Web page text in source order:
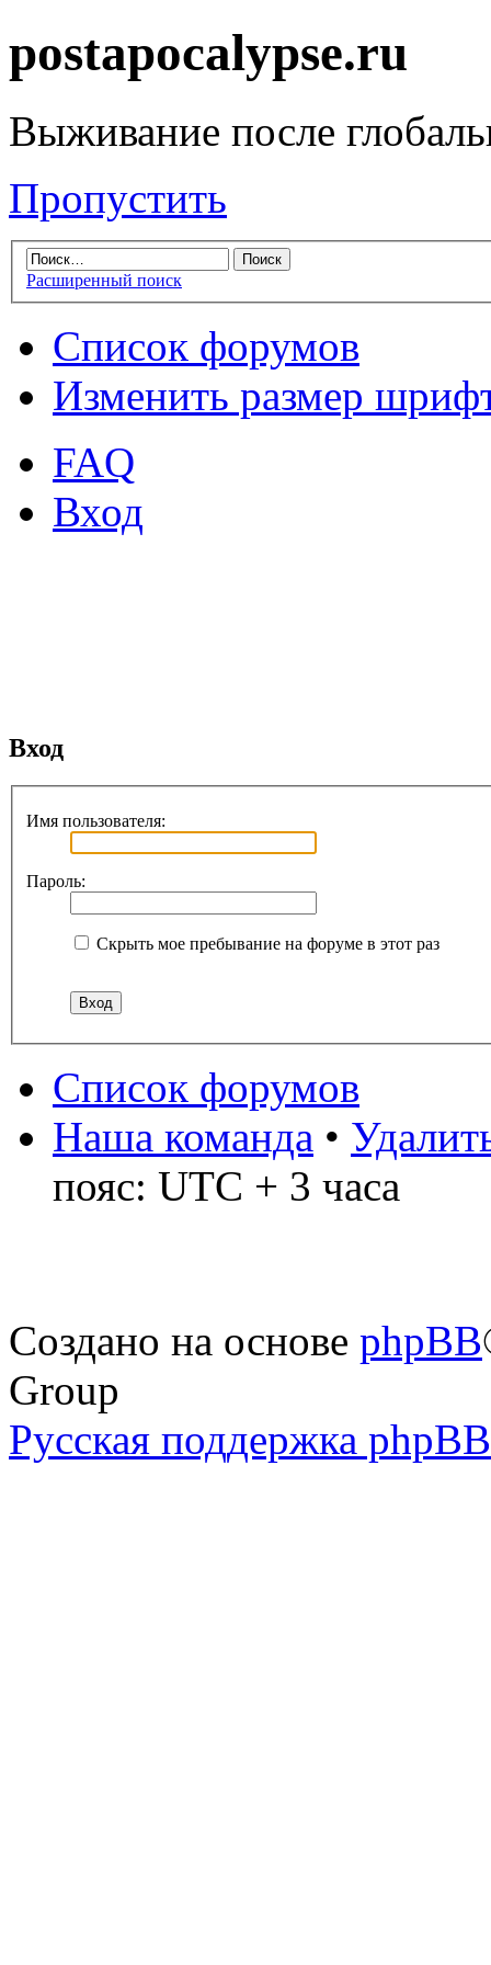
postapocalypse.ru
Выживание после
Пропустить
Расширенный поиск
Список форумов
Изменить размер
FAQ
Вход
Вход
Имя пользователя:
Пароль:
Скрыть мое пребывание на форуме в этот раз
Список форумов
Наша команда •
пояс: UTC + 3 часа
Создано на основе phpBB
Group
Русская поддержка phpBB